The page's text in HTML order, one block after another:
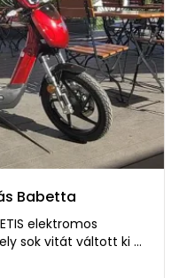
Babetta
elektromos
sok vitát váltott ki a